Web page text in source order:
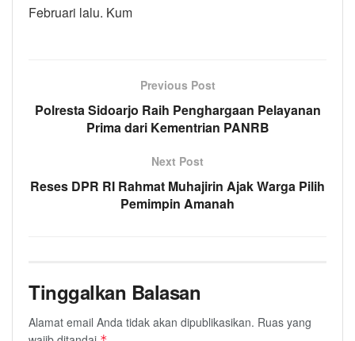
Februari lalu. Kum
Previous Post
Polresta Sidoarjo Raih Penghargaan Pelayanan
Prima dari Kementrian PANRB
Next Post
Reses DPR RI Rahmat Muhajirin Ajak Warga Pilih
Pemimpin Amanah
Tinggalkan Balasan
Alamat email Anda tidak akan dipublikasikan. Ruas yang